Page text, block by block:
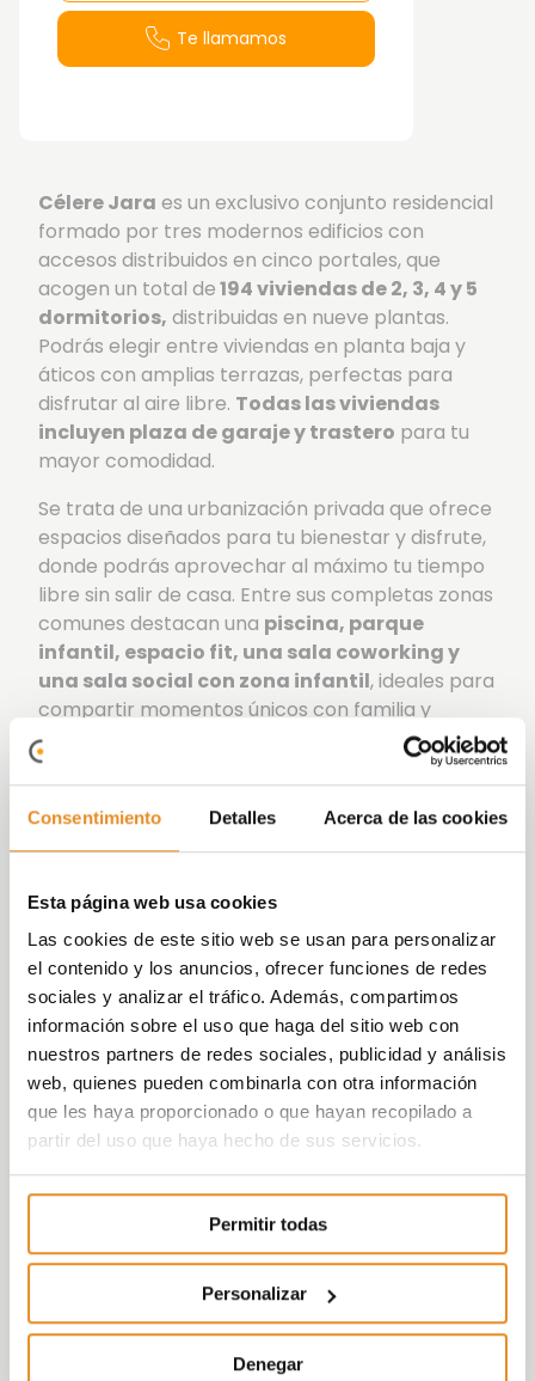
Consentimiento Detalles Acerca de las cookies
Esta página web usa cookies
Las cookies de este sitio web se usan para personalizar
el contenido y los anuncios, ofrecer funciones de redes
sociales y analizar el tráfico. Además, compartimos
información sobre el uso que haga del sitio web con
nuestros partners de redes sociales, publicidad y análisis
web, quienes pueden combinarla con otra información
que les haya proporcionado o que hayan recopilado a
partir del uso que haya hecho de sus servicios.
Permitir todas
Personalizar
Denegar
Te llamamos
Célere Jara es un exclusivo conjunto residencial
formado por tres modernos edificios con
accesos distribuidos en cinco portales, que
acogen un total de194 viviendas de 2, 3, 4 y 5
dormitorios, distribuidas en nueve plantas.
Podrás elegir entre viviendas en planta baja y
áticos con amplias terrazas, perfectas para
disfrutar al aire libre. Todas las viviendas
incluyen plaza de garaje y trastero para tu
mayor comodidad.
Se trata de una urbanización privada que ofrece
espacios diseñados para tu bienestar y disfrute,
donde podrás aprovechar al máximo tu tiempo
libre sin salir de casa. Entre sus completas zonas
comunes destacan una piscina, parque
infantil, espacio fit, una sala coworking y
una sala social con zona infantil, ideales para
compartir momentos únicos con familia y
amigos.
Además, el residencial cuenta con calificación
energética A, lo que se traduce en un
complejo, contribuyendo al cuidado del
medioambiente y a un mayor confort en tu
hogar.
Célere Jara es un conjunto residencial equipado
para cubrir todas tus necesidades en un espacio
cómodo para ti y los tuyos, creando un lugar
idóneo donde vivir con tu familia.
Calificación
Espacio fit